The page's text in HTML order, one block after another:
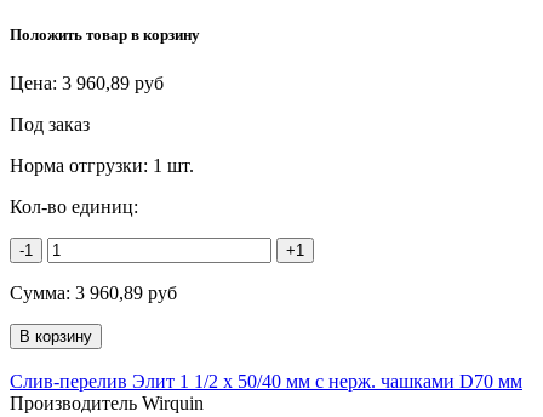
Положить товар в корзину
Цена: 3 960,89 руб
Под заказ
Норма отгрузки: 1 шт.
Кол-во единиц:
-1 +1
Сумма: 3 960,89 руб
Слив-перелив Элит 1 1/2 х 50/40 мм с нерж. чашками D70 мм
Производитель Wirquin